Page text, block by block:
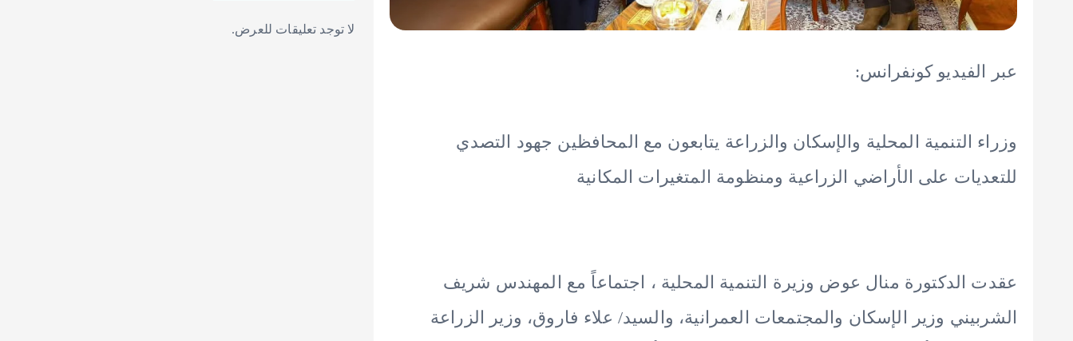
عبر الفيديو كونفرانس:
وزراء التنمية المحلية والإسكان والزراعة يتابعون مع المحافظين جهود التصدي
للتعديات على الأراضي الزراعية ومنظومة المتغيرات المكانية
عقدت الدكتورة منال عوض وزيرة التنمية المحلية ، اجتماعاً مع المهندس شريف
الشربيني وزير الإسكان والمجتمعات العمرانية، والسيد/ علاء فاروق، وزير الزراعة
لا توجد تعليقات للعرض.